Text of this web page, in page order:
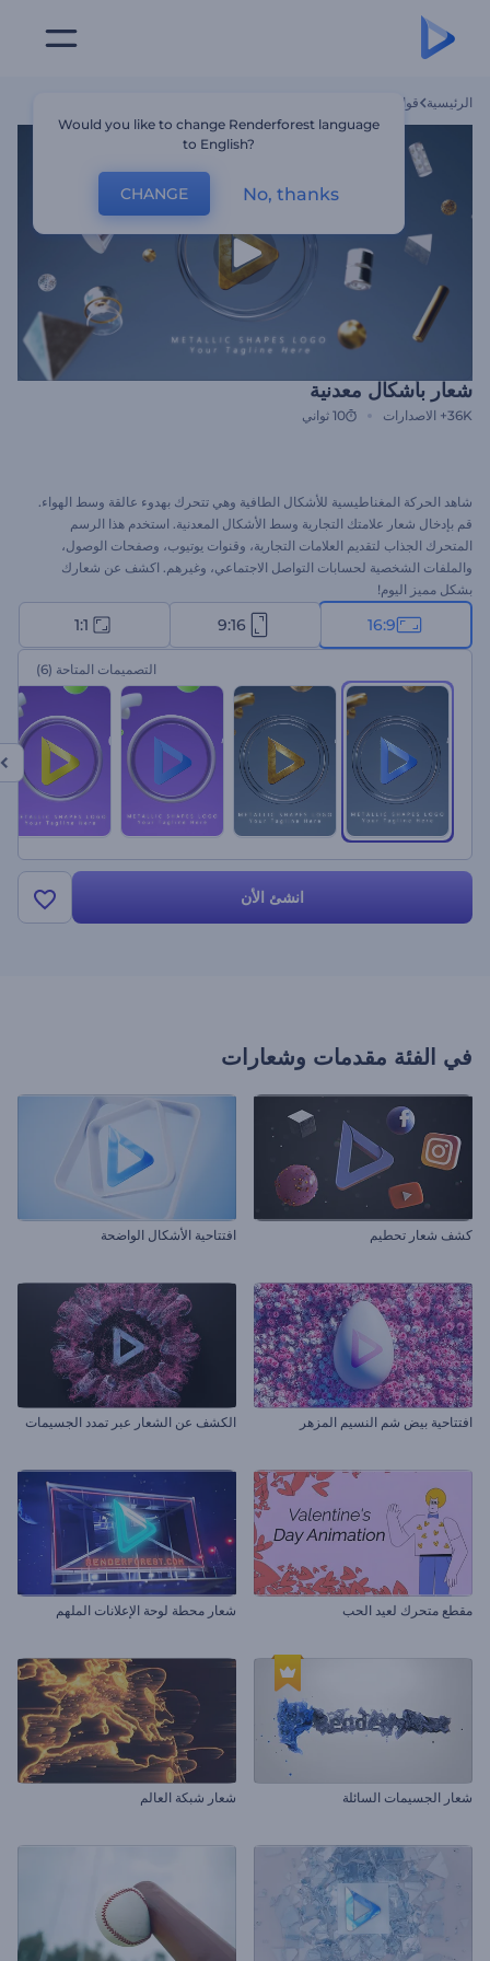
الرئيسية قوالب
شعار بأشكال معدنية
36K+ الاصدارات 10 ثواني
شاهد الحركة المغناطيسية للأشكال الطافية وهي تتحرك بهدوء عالقة وسط الهواء.
قم بإدخال شعار علامتك التجارية وسط الأشكال المعدنية. استخدم هذا الرسم
المتحرك الجذاب لتقديم العلامات التجارية، وقنوات يوتيوب، وصفحات الوصول،
والملفات الشخصية لحسابات التواصل الاجتماعي، وغيرهم. اكشف عن شعارك
بشكل مميز اليوم!
16:9
9:16
1:1
التصميمات المتاحة (6)
انشئ الأن
في الفئة مقدمات وشعارات
كشف شعار تحطيم افتتاحية الأشكال الواضحة
افتتاحية بيض شم النسيم المزهر الكشف عن الشعار عبر تمدد الجسيمات
مقطع متحرك لعيد الحب شعار محطة لوحة الإعلانات الملهم
شعار الجسيمات السائلة شعار شبكة العالم
Would you like to change Renderforest language
to English?
CHANGE No, thanks